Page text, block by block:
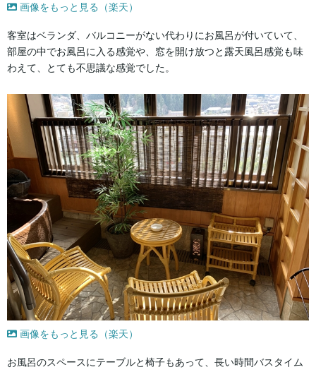
画像をもっと見る（楽天）
客室はベランダ、バルコニーがない代わりにお風呂が付いていて、
部屋の中でお風呂に入る感覚や、窓を開け放つと露天風呂感覚も味
わえて、とても不思議な感覚でした。
画像をもっと見る（楽天）
お風呂のスペースにテーブルと椅子もあって、長い時間バスタイム